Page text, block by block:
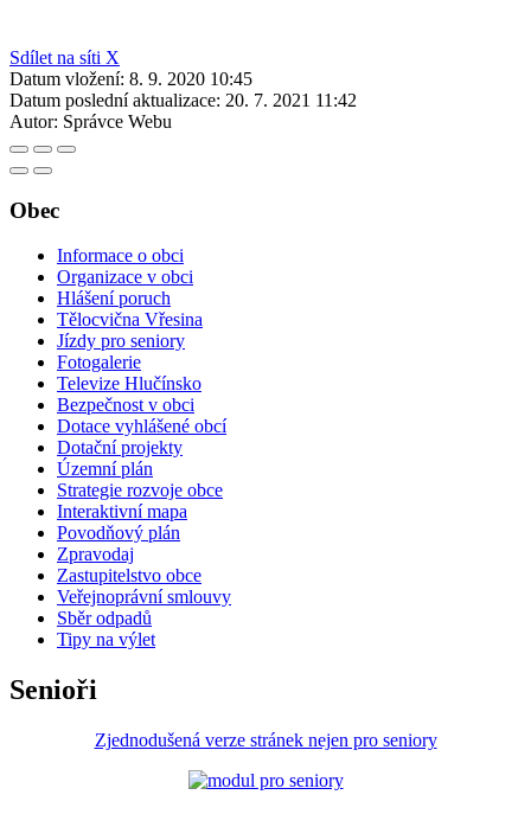
Sdílet na síti X
Datum vložení: 8. 9. 2020 10:45
Datum poslední aktualizace: 20. 7. 2021 11:42
Autor: Správce Webu
Obec
Informace o obci
Organizace v obci
Hlášení poruch
Tělocvična Vřesina
Jízdy pro seniory
Fotogalerie
Televize Hlučínsko
Bezpečnost v obci
Dotace vyhlášené obcí
Dotační projekty
Územní plán
Strategie rozvoje obce
Interaktivní mapa
Povodňový plán
Zpravodaj
Zastupitelstvo obce
Veřejnoprávní smlouvy
Sběr odpadů
Tipy na výlet
Senioři
Zjednodušená verze stránek nejen pro seniory